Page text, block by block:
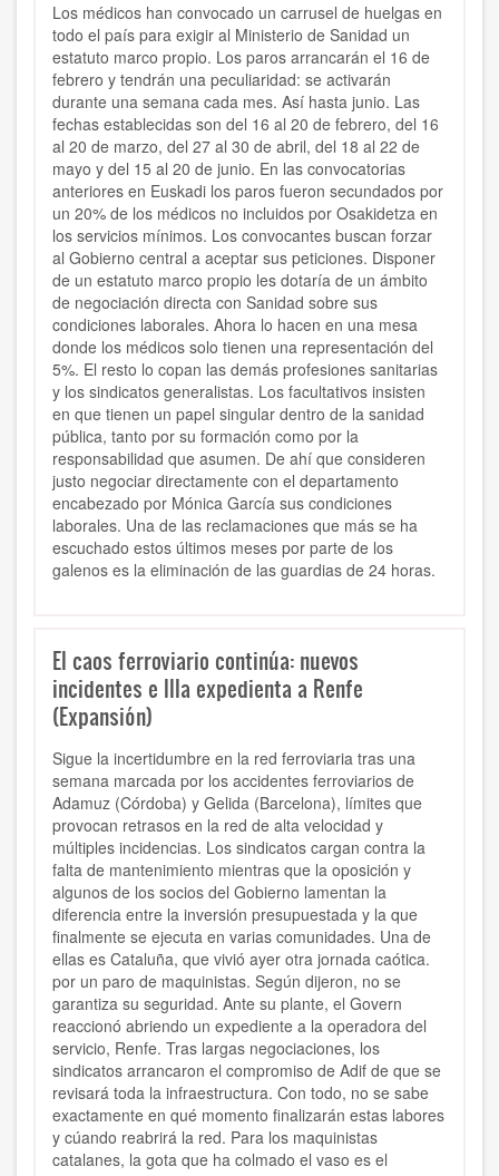
Los médicos han convocado un carrusel de huelgas en
todo el país para exigir al Ministerio de Sanidad un
estatuto marco propio. Los paros arrancarán el 16 de
febrero y tendrán una peculiaridad: se activarán
durante una semana cada mes. Así hasta junio. Las
fechas establecidas son del 16 al 20 de febrero, del 16
al 20 de marzo, del 27 al 30 de abril, del 18 al 22 de
mayo y del 15 al 20 de junio. En las convocatorias
anteriores en Euskadi los paros fueron secundados por
un 20% de los médicos no incluidos por Osakidetza en
los servicios mínimos. Los convocantes buscan forzar
al Gobierno central a aceptar sus peticiones. Disponer
de un estatuto marco propio les dotaría de un ámbito
de negociación directa con Sanidad sobre sus
condiciones laborales. Ahora lo hacen en una mesa
donde los médicos solo tienen una representación del
5%. El resto lo copan las demás profesiones sanitarias
y los sindicatos generalistas. Los facultativos insisten
en que tienen un papel singular dentro de la sanidad
pública, tanto por su formación como por la
responsabilidad que asumen. De ahí que consideren
justo negociar directamente con el departamento
encabezado por Mónica García sus condiciones
laborales. Una de las reclamaciones que más se ha
escuchado estos últimos meses por parte de los
galenos es la eliminación de las guardias de 24 horas.
El caos ferroviario continúa: nuevos
incidentes e Illa expedienta a Renfe
(Expansión)
Sigue la incertidumbre en la red ferroviaria tras una
semana marcada por los accidentes ferroviarios de
Adamuz (Córdoba) y Gelida (Barcelona), límites que
provocan retrasos en la red de alta velocidad y
múltiples incidencias. Los sindicatos cargan contra la
falta de mantenimiento mientras que la oposición y
algunos de los socios del Gobierno lamentan la
diferencia entre la inversión presupuestada y la que
finalmente se ejecuta en varias comunidades. Una de
ellas es Cataluña, que vivió ayer otra jornada caótica.
por un paro de maquinistas. Según dijeron, no se
garantiza su seguridad. Ante su plante, el Govern
reaccionó abriendo un expediente a la operadora del
servicio, Renfe. Tras largas negociaciones, los
sindicatos arrancaron el compromiso de Adif de que se
revisará toda la infraestructura. Con todo, no se sabe
exactamente en qué momento finalizarán estas labores
y cúando reabrirá la red. Para los maquinistas
catalanes, la gota que ha colmado el vaso es el